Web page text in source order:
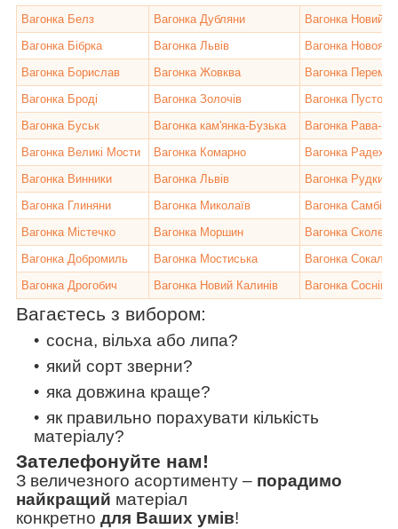
Вагонка Белз Вагонка Дубляни
Вагонка Новий
Вагонка Бібрка
Вагонка Львів
Вагонка
Вагонка Борислав
Вагонка Жовква
Вагонка
Вагонка Броді
Вагонка Золочів
Вагонка
Вагонка Буськ
Вагонка кам'янка-Бузька
Вагонка Рава-
Вагонка Великі Мости
Вагонка Комарно
Вагонка Радехів
Вагонка Винники
Вагонка Львів
Вагонка Рудки
Вагонка Глиняни
Вагонка Миколаїв
Вагонка Самбір
Вагонка Містечко
Вагонка Моршин
Вагонка Сколе
Вагонка Добромиль
Вагонка Мостиська
Вагонка Сокаль
Вагонка Дрогобич
Вагонка Новий Калинів Вагонка Соснівка
Вагаєтесь з вибором:
сосна, вільха або липа?
який сорт зверни?
яка довжина краще?
як правильно порахувати кількість
матеріалу?
Зателефонуйте нам!
З величезного асортименту – порадимо
найкращий матеріал
конкретно для Ваших умів!